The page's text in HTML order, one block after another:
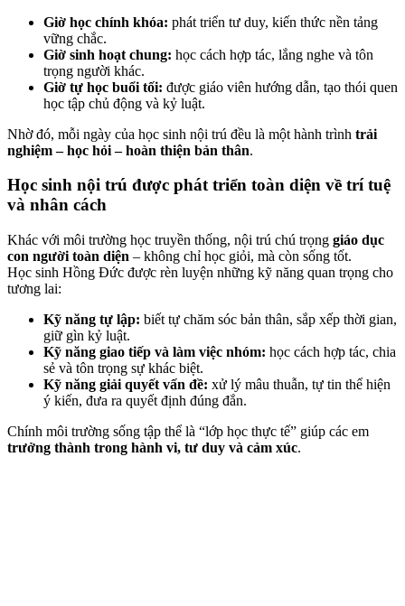
Giờ học chính khóa: phát triển tư duy, kiến thức nền tảng
vững chắc.
Giờ sinh hoạt chung: học cách hợp tác, lắng nghe và tôn
trọng người khác.
Giờ tự học buổi tối: được giáo viên hướng dẫn, tạo thói quen
học tập chủ động và kỷ luật.
Nhờ đó, mỗi ngày của học sinh nội trú đều là một hành trình trải
nghiệm – học hỏi – hoàn thiện bản thân.
Học sinh nội trú được phát triển toàn diện về trí tuệ
và nhân cách
Khác với môi trường học truyền thống, nội trú chú trọng giáo dục
con người toàn diện – không chỉ học giỏi, mà còn sống tốt.
Học sinh Hồng Đức được rèn luyện những kỹ năng quan trọng cho
tương lai:
Kỹ năng tự lập: biết tự chăm sóc bản thân, sắp xếp thời gian,
giữ gìn kỷ luật.
Kỹ năng giao tiếp và làm việc nhóm: học cách hợp tác, chia
sẻ và tôn trọng sự khác biệt.
Kỹ năng giải quyết vấn đề: xử lý mâu thuẫn, tự tin thể hiện
ý kiến, đưa ra quyết định đúng đắn.
Chính môi trường sống tập thể là “lớp học thực tế” giúp các em
trưởng thành trong hành vi, tư duy và cảm xúc.